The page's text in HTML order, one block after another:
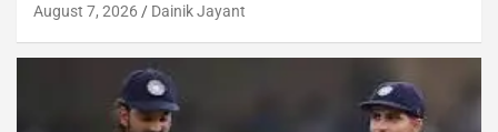
August 7, 2026 Dainik Jayant